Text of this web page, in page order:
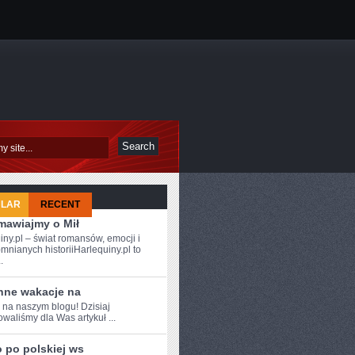
RECENT
o Mił
– świat romansów, emocji i
historiiHarlequiny.pl to
wakacje na
na ​naszym blogu!‍ Dzisiaj
dla Was artykuł‍ ...
po polskiej ws